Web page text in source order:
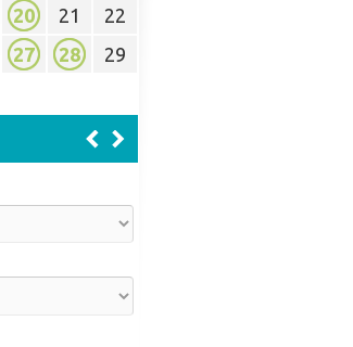
20 21
22
27 28
29